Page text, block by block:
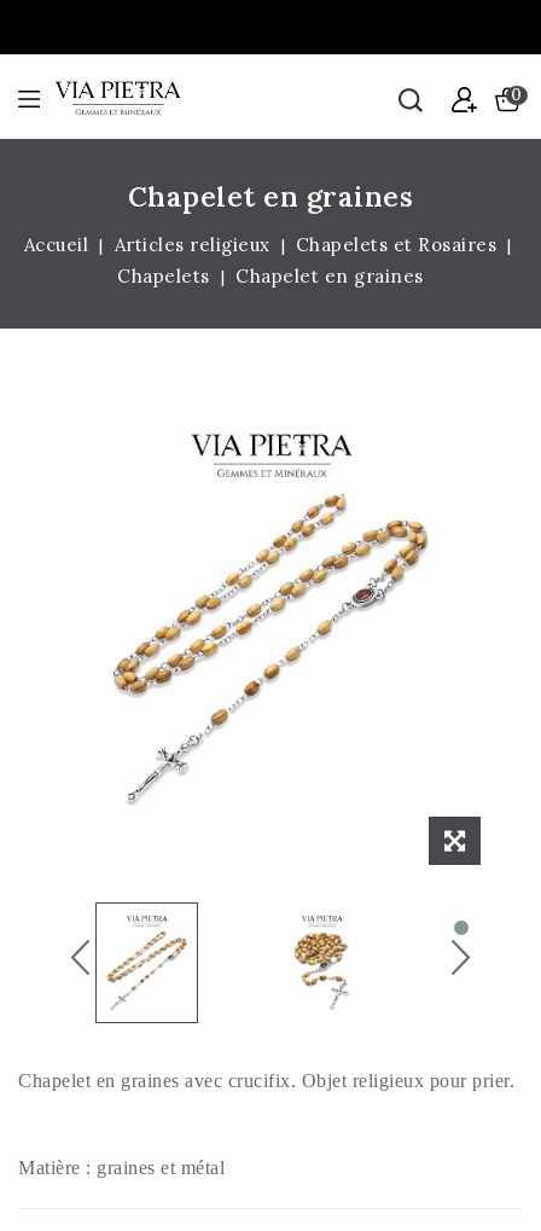
0
Chapelet en graines
Accueil Articles religieux
Chapelets et Rosaires
Chapelets
Chapelet en graines
Chapelet en graines avec crucifix. Objet religieux pour prier.
Matière : graines et métal